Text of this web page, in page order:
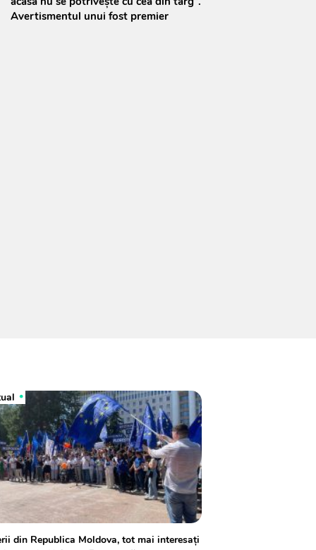
Avertismentul unui fost premier
din Republica Moldova, tot mai interesați